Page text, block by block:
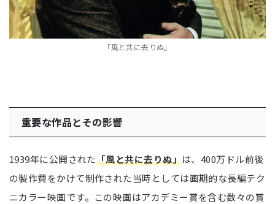
「風と共に去りぬ」
重要な作品とその影響
1939年に公開された「風と共に去りぬ」は、400万ドル前後
の製作費をかけて制作された当時としては画期的な長編テク
ニカラー映画です。この映画はアカデミー賞を含む数々の賞